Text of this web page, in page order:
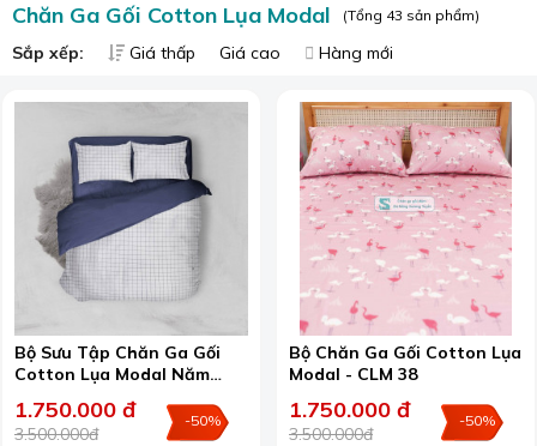
Chăn Ga Gối Cotton Lụa Modal (Tổng 43 sản phẩm)
Sắp xếp: Giá thấp Giá cao Hàng mới
Bộ Sưu Tập Chăn Ga Gối
Cotton Lụa Modal Năm
1.750.000 đ
3.500.000đ
-50%
Bộ Chăn Ga Gối Cotton Lụa
Modal - CLM 38
1.750.000 đ
3.500.000đ
-50%